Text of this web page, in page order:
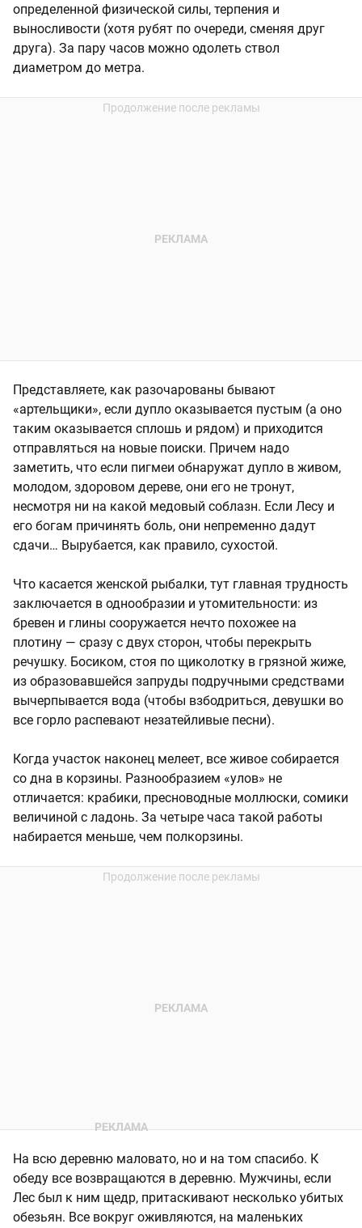
определенной физической силы, терпения и
выносливости (хотя рубят по очереди, сменяя друг
друга). За пару часов можно одолеть ствол
диаметром до метра.
Представляете, как разочарованы бывают
«артельщики», если дупло оказывается пустым (а оно
таким оказывается сплошь и рядом) и приходится
отправляться на новые поиски. Причем надо
заметить, что если пигмеи обнаружат дупло в живом,
молодом, здоровом дереве, они его не тронут,
несмотря ни на какой медовый соблазн. Если Лесу и
его богам причинять боль, они непременно дадут
сдачи… Вырубается, как правило, сухостой.
Что касается женской рыбалки, тут главная трудность
заключается в однообразии и утомительности: из
бревен и глины сооружается нечто похожее на
плотину — сразу с двух сторон, чтобы перекрыть
речушку. Босиком, стоя по щиколотку в грязной жиже,
из образовавшейся запруды подручными средствами
вычерпывается вода (чтобы взбодриться, девушки во
все горло распевают незатейливые песни).
Когда участок наконец мелеет, все живое собирается
со дна в корзины. Разнообразием «улов» не
отличается: крабики, пресноводные моллюски, сомики
величиной с ладонь. За четыре часа такой работы
набирается меньше, чем полкорзины.
На всю деревню маловато, но и на том спасибо. К
обеду все возвращаются в деревню. Мужчины, если
Лес был к ним щедр, притаскивают несколько убитых
обезьян. Все вокруг оживляются, на маленьких